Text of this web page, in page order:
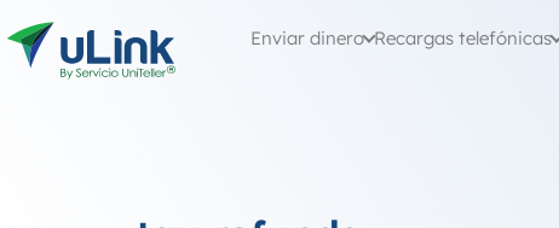
Enviar dinero Recargas telefónicas